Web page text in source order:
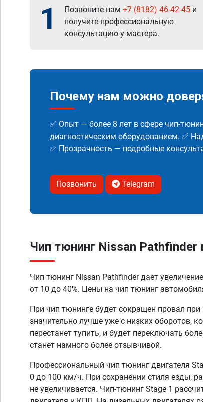
1 Позвоните нам +7 (8182) 46-42-45 и
получите профессиональную
консультацию у мастера.
Почему нам можно
✅ Опыт — более 8 лет в сфере чип-
диагностическим оборудованием. ✅
✅ Прозрачность — подробные
Позвонить Telegram
Чип тюнинг Nissan Pathfinder
Чип тюнинг Nissan Pathfinder дает
от 10 до 40%. Цены на чип тюнинг
При чип тюнинге будет сокращен провал при
значительно лучше уже с низких оборотов,
перестанет тупить, и будет переключать
станет намного более отзывчивой.
Профессиональный чип тюнинг двигателя
0 до 100 км/ч. При сохранении стиля езды,
не увеличивается. Чип-тюнинг Stage 1